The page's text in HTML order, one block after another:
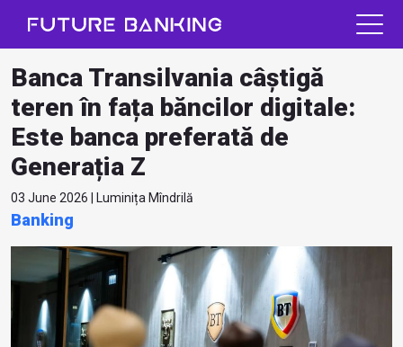
Banca Transilvania câștigă
teren în fața băncilor digitale:
Este banca preferată de
Generația Z
03 June 2026 | Luminița Mîndrilă
Banking